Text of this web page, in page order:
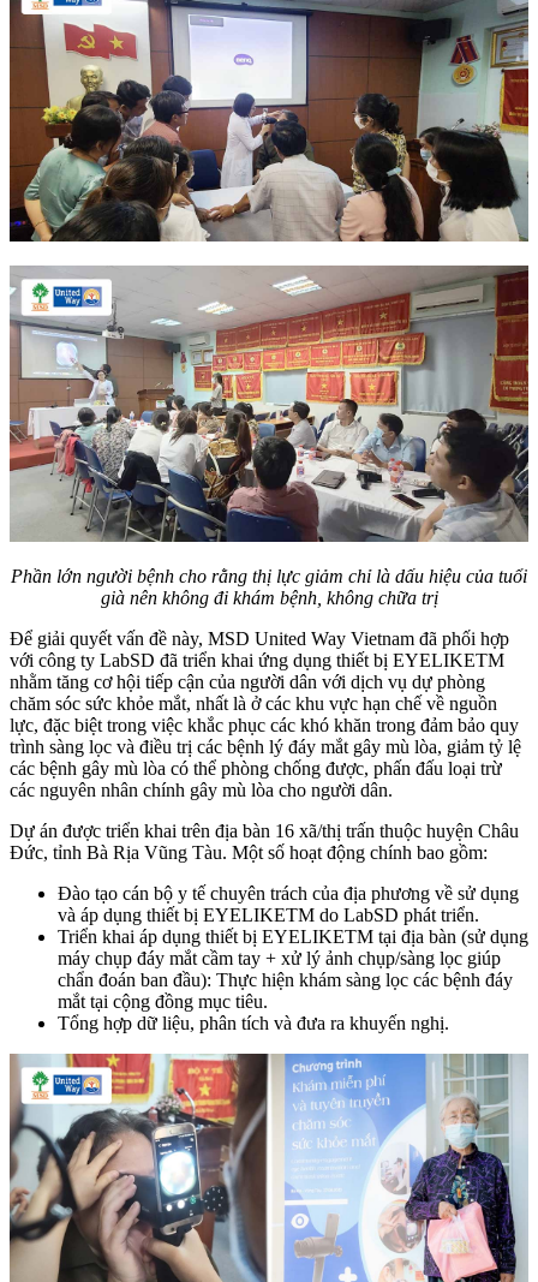
Phần lớn người bệnh cho rằng thị lực giảm chỉ là dấu hiệu của tuổi
già nên không đi khám bệnh, không chữa trị
Để giải quyết vấn đề này, MSD United Way Vietnam đã phối hợp
với công ty LabSD đã triển khai ứng dụng thiết bị EYELIKETM
nhằm tăng cơ hội tiếp cận của người dân với dịch vụ dự phòng
chăm sóc sức khỏe mắt, nhất là ở các khu vực hạn chế về nguồn
lực, đặc biệt trong việc khắc phục các khó khăn trong đảm bảo quy
trình sàng lọc và điều trị các bệnh lý đáy mắt gây mù lòa, giảm tỷ lệ
các bệnh gây mù lòa có thể phòng chống được, phấn đấu loại trừ
các nguyên nhân chính gây mù lòa cho người dân.
Dự án được triển khai trên địa bàn 16 xã/thị trấn thuộc huyện Châu
Đức, tỉnh Bà Rịa Vũng Tàu. Một số hoạt động chính bao gồm:
Đào tạo cán bộ y tế chuyên trách của địa phương về sử dụng
và áp dụng thiết bị EYELIKETM do LabSD phát triển.
Triển khai áp dụng thiết bị EYELIKETM tại địa bàn (sử dụng
máy chụp đáy mắt cầm tay + xử lý ảnh chụp/sàng lọc giúp
chẩn đoán ban đầu): Thực hiện khám sàng lọc các bệnh đáy
mắt tại cộng đồng mục tiêu.
Tổng hợp dữ liệu, phân tích và đưa ra khuyến nghị.